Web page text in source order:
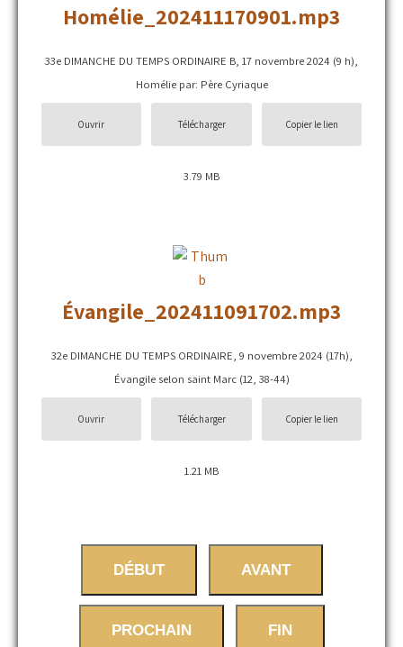
Homélie_202411170901.mp3
33e DIMANCHE DU TEMPS ORDINAIRE B, 17 novembre 2024 (9 h),
Homélie par: Père Cyriaque
Ouvrir Télécharger Copier le lien
3.79 MB
Évangile_202411091702.mp3
32e DIMANCHE DU TEMPS ORDINAIRE, 9 novembre 2024 (17h),
Évangile selon saint Marc (12, 38-44)
Ouvrir Télécharger Copier le lien
1.21 MB
DÉBUT AVANT
PROCHAIN FIN